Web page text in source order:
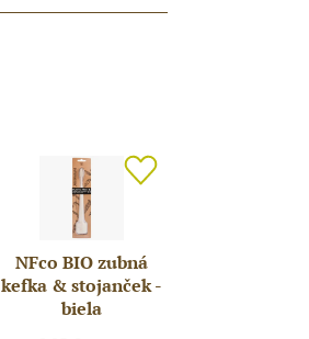
NFco
BIO
NFco BIO zubná
kefka & stojanček -
biela